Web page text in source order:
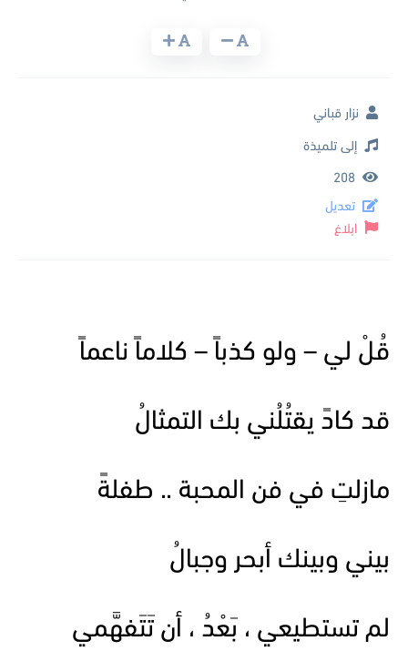
قُلْ لي – ولو كذباً – كلاماً ناعماً
قد كادً يقتُلُني بك التمثالُ
مازلتِ في فن المحبة .. طفلةً
بيني وبينك أبحر وجبالُ
لم تستطيعي ، بَعْدُ ، أن تَتَفهَّمي
نزار قباني
إلى تلميذة
208
تعديل
ابلاغ